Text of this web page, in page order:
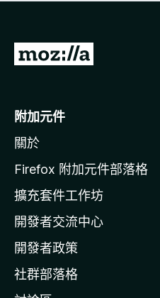
有
前
o
i
l
a
官
網
附加元件
關於
Firefox 附加元件部落格
擴充套件工作坊
開發者交流中心
開發者政策
社群部落格